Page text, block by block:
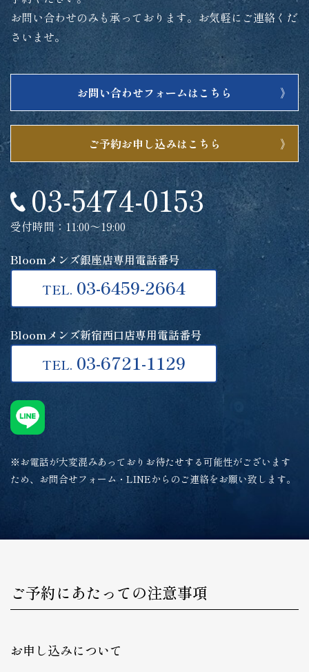
お問い合わせのみも承っております。お気軽にご連絡くだ
さいませ。
お問い合わせフォームはこちら
ご予約お申し込みはこちら
03-5474-0153
受付時間：11:00～19:00
Bloomメンズ銀座店専用電話番号
TEL. 03-6459-2664
Bloomメンズ新宿西口店専用電話番号
TEL. 03-6721-1129
※お電話が大変混みあっておりお待たせする可能性がございます
ため、お問合せフォーム・LINEからのご連絡をお願い致します。
ご予約にあたっての注意事項
お申し込みについて